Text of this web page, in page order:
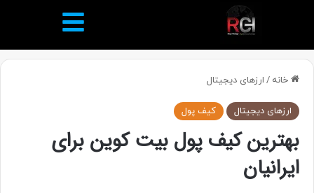
خانه / ارزهای دیجیتال
ارزهای دیجیتال کیف پول
بهترین کیف پول بیت کوین برای
ایرانیان